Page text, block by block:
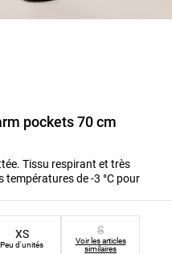
pockets 70 cm
Tissu respirant et très
de -3 °C pour
XS
Peu d'unités
S
Voir les articles
similaires